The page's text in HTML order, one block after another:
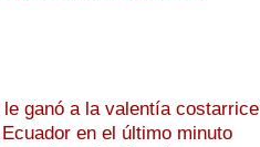
le ganó a la valentía
en el último minuto